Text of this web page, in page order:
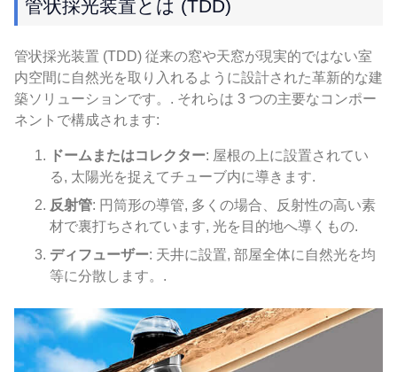
管状採光装置とは (TDD)
管状採光装置 (TDD) 従来の窓や天窓が現実的ではない室
内空間に自然光を取り入れるように設計された革新的な建
築ソリューションです。. それらは 3 つの主要なコンポー
ネントで構成されます:
ドームまたはコレクター: 屋根の上に設置されてい
る, 太陽光を捉えてチューブ内に導きます.
反射管: 円筒形の導管, 多くの場合、反射性の高い素
材で裏打ちされています, 光を目的地へ導くもの.
ディフューザー: 天井に設置, 部屋全体に自然光を均
等に分散します。.